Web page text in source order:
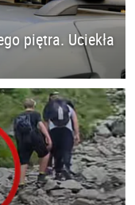
piętra. Uciekła